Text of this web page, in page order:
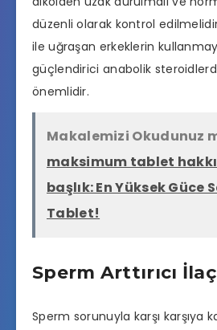
düzenli olarak kontrol
ile uğraşan erkeklerin
güçlendirici anabolik
önemlidir.
Makalemizi Okudunuz
maksimum tablet
başlık: En Yüksek Güce
Tablet!
Sperm Arttırıcı
Sperm sorunuyla karşı karşıya